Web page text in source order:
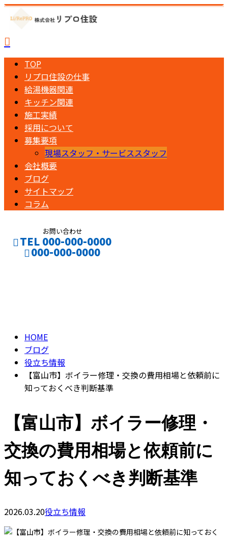
TOP
リプロ住設の仕事
給湯機器関連
キッチン関連
施工実績
採用について
募集要項
現場スタッフ・サービススタッフ
会社概要
ブログ
サイトマップ
コラム
お問い合わせ
TEL 000-000-0000
000-000-0000
HOME
ブログ
役立ち情報
【富山市】ボイラー修理・交換の費用相場と依頼前に
知っておくべき判断基準
【富山市】ボイラー修理・
交換の費用相場と依頼前に
知っておくべき判断基準
2026.03.20役立ち情報